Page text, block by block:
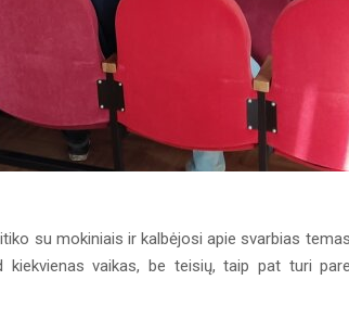
su mokiniais ir kalbėjosi apie svarbias
vaikas, be teisių, taip pat turi